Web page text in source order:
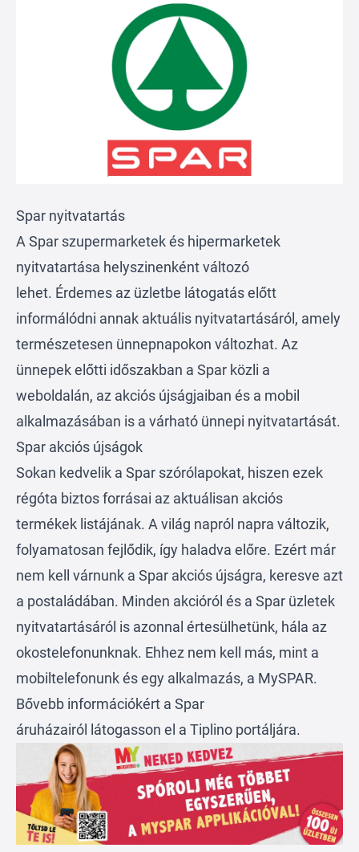
Spar nyitvatartás
A Spar szupermarketek és hipermarketek
nyitvatartása helyszinenként változó
lehet. Érdemes az üzletbe látogatás előtt
informálódni annak aktuális nyitvatartásáról, amely
természetesen ünnepnapokon változhat. Az
ünnepek előtti időszakban a Spar közli a
weboldalán, az akciós újságjaiban és a mobil
alkalmazásában is a várható ünnepi nyitvatartását.
Spar akciós újságok
Sokan kedvelik a Spar szórólapokat, hiszen ezek
régóta biztos forrásai az aktuálisan akciós
termékek listájának. A világ napról napra változik,
folyamatosan fejlődik, így haladva előre. Ezért már
nem kell várnunk a Spar akciós újságra, keresve azt
a postaládában. Minden akcióról és a Spar üzletek
nyitvatartásáról is azonnal értesülhetünk, hála az
okostelefonunknak. Ehhez nem kell más, mint a
mobiltelefonunk és egy alkalmazás, a MySPAR.
Bővebb információkért a Spar
áruházairól
látogasson el a Tiplino portáljára.